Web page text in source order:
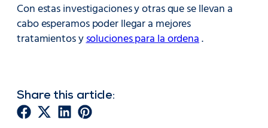
Con estas investigaciones y otras que se llevan a
cabo esperamos poder llegar a mejores
tratamientos ysoluciones para la ordena.
Share this article: